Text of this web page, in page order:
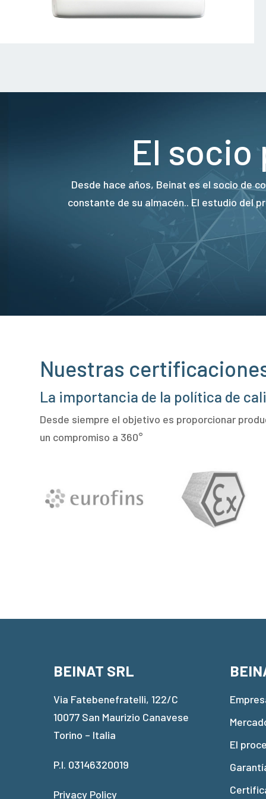
El
Desde hace años, Beinat es el socio de
constante de su almacén.. El estudio del
Nuestras
La importancia de la política de
Desde siempre el objetivo es proporcionar
un compromiso a 360°
BEINAT SRL
Via Fatebenefratelli, 122/C
10077 San Maurizio Canavese
Torino – Italia
P.I. 03146320019
Privacy Policy
El